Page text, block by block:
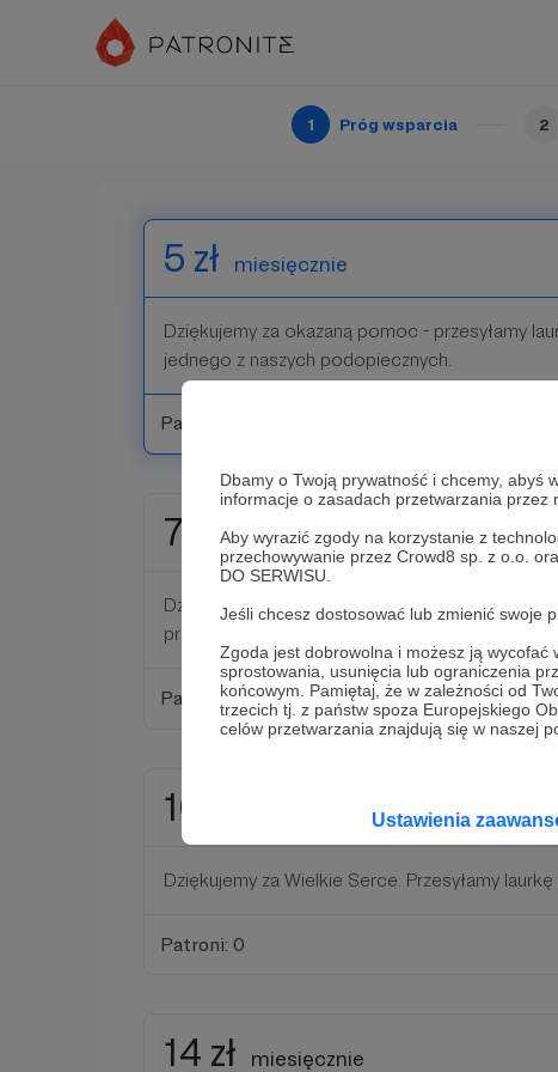
Dbamy o Twoją prywatność i chcemy, abyś
informacje o zasadach przetwarzania przez
Aby wyrazić zgody na korzystanie z
przechowywanie przez Crowd8 sp. z o.o.
DO SERWISU.
Jeśli chcesz dostosować lub zmienić swoje
Zgoda jest dobrowolna i możesz ją wycofać
sprostowania, usunięcia lub ograniczenia
końcowym. Pamiętaj, że w zależności od
trzecich tj. z państw spoza Europejskiego
celów przetwarzania znajdują się w naszej
Ustawienia
1 Próg wsparcia 2
5 zł miesięcznie
Dziękujemy za okazaną pomoc - przesyłamy
jednego z naszych podopiecznych.
Patroni: 0
7 zł miesięcznie
Dziękujemy za zaangażowanie. Na wskazany
przesyłamy rysunek podopiecznego.
Patroni: 0
10 zł
Dziękujemy za Wielkie Serce. Przesyłamy
Patroni: 0
14 zł miesięcznie